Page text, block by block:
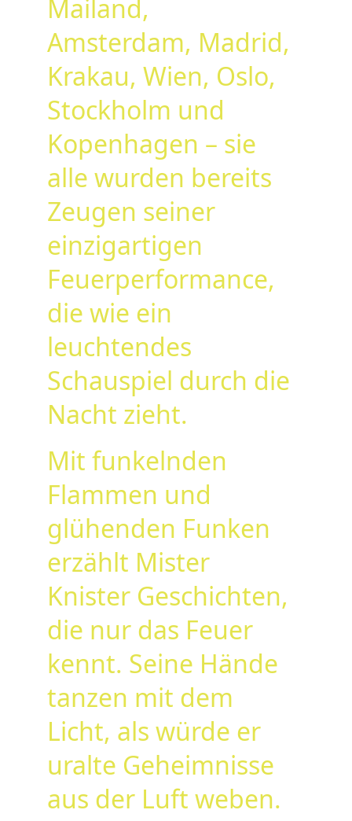
Mailand,
Amsterdam, Madrid,
Krakau, Wien, Oslo,
Stockholm und
Kopenhagen – sie
alle wurden bereits
Zeugen seiner
einzigartigen
Feuerperformance,
die wie ein
leuchtendes
Schauspiel durch die
Nacht zieht.
Mit funkelnden
Flammen und
glühenden Funken
erzählt Mister
Knister Geschichten,
die nur das Feuer
kennt. Seine Hände
tanzen mit dem
Licht, als würde er
uralte Geheimnisse
aus der Luft weben.